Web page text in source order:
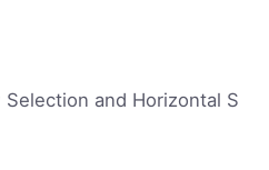
and Horizontal S